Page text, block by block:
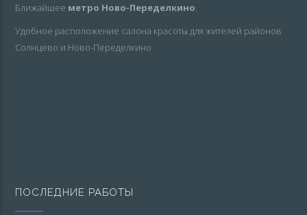
Ближайшее метро Ново-Переделкино.
Удобное расположение салона красоты для жителей районов
Солнцево и Ново-Переделкино
ПОСЛЕДНИЕ РАБОТЫ